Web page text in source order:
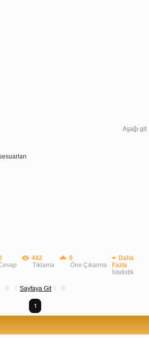
Aşağı git
442
Tıklama
0
Öne Çıkarma
Daha
Fazla
İstatistik
Sayfaya Git
1